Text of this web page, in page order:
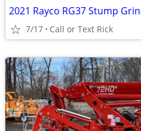
7/17 Call or Text Rick